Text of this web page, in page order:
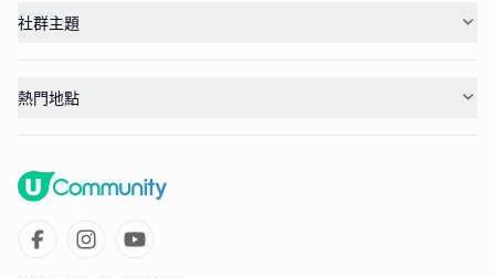
社群主題
熱門地點